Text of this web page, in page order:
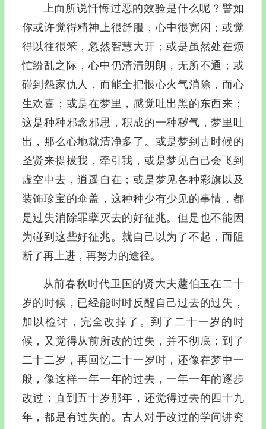
上面所说忏悔过恶的效验是什么呢？譬如
你或许觉得精神上很舒服，心中很宽闲；或觉
得以往很笨，忽然智慧大开；或是虽然处在烦
忙纷乱之际，心中仍清清朗朗，无所不通；或
碰到怨家仇人，而能全把恨心火气消除，而心
生欢喜；或是在梦里，感觉吐出黑的东西来；
这是种种邪念邪思，积成的一种秽气，梦里吐
出，那么心地就清净多了。或是梦到古时候的
圣贤来提拔我，牵引我，或是梦见自己会飞到
虚空中去，逍遥自在；或是梦见各种彩旗以及
装饰珍宝的伞盖，这种种少有少见的事情，都
是过失消除罪孽灭去的好征兆。但是也不能因
为碰到这些好征兆。就自己以为了不起，而阻
断了再上进，再努力的途径。
从前春秋时代卫国的贤大夫蘧伯玉在二十
岁的时候，已经能时时反醒自己过去的过失，
加以检讨，完全改掉了。到了二十一岁的时
候，又觉得从前所改的过失，并不彻底；到了
二十二岁，再回忆二十一岁时，还像在梦中一
般，像这样一年一年的过去，一年一年的逐步
改过；直到五十岁那年，还觉得过去的四十九
年，都是有过失的。古人对于改过的学问讲究